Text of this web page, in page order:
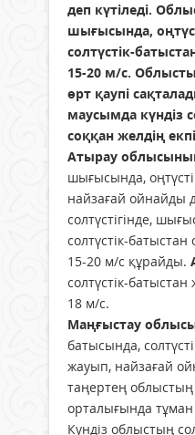
деп күтіледі.
шығысында,
солтүстік-
15-20 м/с.
өрт қаупі
маусымда күндіз
соққан желдің
Атырау
шығысында,
найзағай ойнайды
солтүстігінде,
солтүстік-батыстан
15-20 м/с құрайды.
солтүстік-батыстан
18 м/с.
Маңғыстау
батысында,
жауып, найзағай
таңертең
орталығында
Күндіз облыстың